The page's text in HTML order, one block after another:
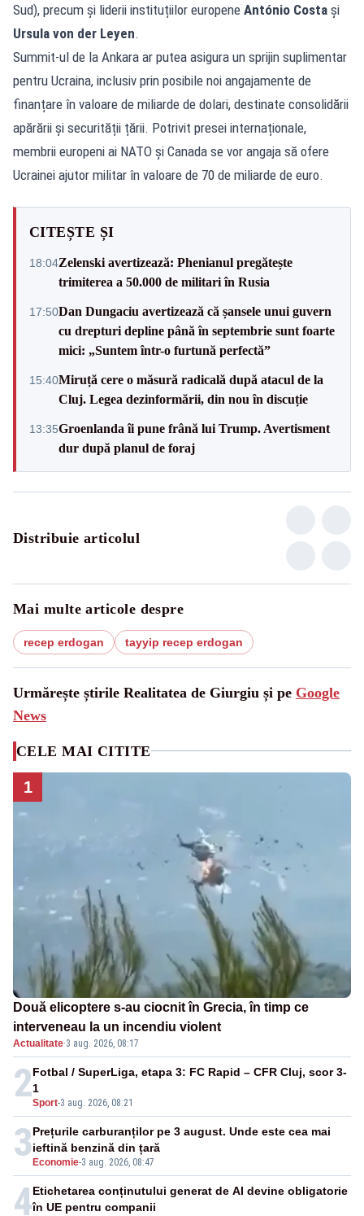
Sud), precum și liderii instituțiilor europene António Costa și
Ursula von der Leyen.
Summit-ul de la Ankara ar putea asigura un sprijin suplimentar
pentru Ucraina, inclusiv prin posibile noi angajamente de
finanțare în valoare de miliarde de dolari, destinate consolidării
apărării și securității țării. Potrivit presei internaționale,
membrii europeni ai NATO și Canada se vor angaja să ofere
Ucrainei ajutor militar în valoare de 70 de miliarde de euro.
CITEȘTE ȘI
18:04Zelenski avertizează: Phenianul pregătește
trimiterea a 50.000 de militari în Rusia
17:50Dan Dungaciu avertizează că șansele unui guvern
cu drepturi depline până în septembrie sunt foarte
mici: „Suntem într-o furtună perfectă”
15:40Miruță cere o măsură radicală după atacul de la
Cluj. Legea dezinformării, din nou în discuție
13:35Groenlanda îi pune frână lui Trump. Avertisment
dur după planul de foraj
Distribuie articolul
Mai multe articole despre
recep erdogan tayyip recep erdogan
Urmărește știrile Realitatea de Giurgiu și pe Google
News
CELE MAI CITITE
1
Două elicoptere s-au ciocnit în Grecia, în timp ce
interveneau la un incendiu violent
Actualitate·3 aug. 2026, 08:17
2Sport-3 aug. 2026, 08:21
Fotbal / SuperLiga, etapa 3: FC Rapid – CFR Cluj, scor 3-
1
3 Economie-3 aug. 2026, 08:47
Prețurile carburanților pe 3 august. Unde este cea mai
ieftină benzină din țară
4Etichetarea conținutului generat de AI devine obligatorie
în UE pentru companii